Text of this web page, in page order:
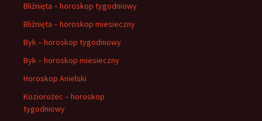
Bliźnięta – horoskop tygodniowy
Bliźnięta – horoskop miesieczny
Byk – horoskop tygodniowy
Byk – horoskop miesieczny
Horoskop Anielski
Koziorożec – horoskop
tygodniowy